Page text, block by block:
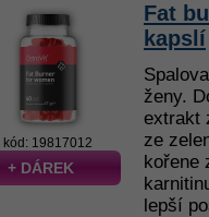
kód: 19817012
+ DÁREK
Fat
kapslí
ženy.
extrakt
ze
kořene
lepší